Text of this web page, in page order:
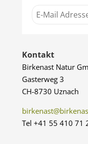
Kontakt
Birkenast Natur
Gasterweg 3
CH-8730 Uznach
Tel +41 55 410 71